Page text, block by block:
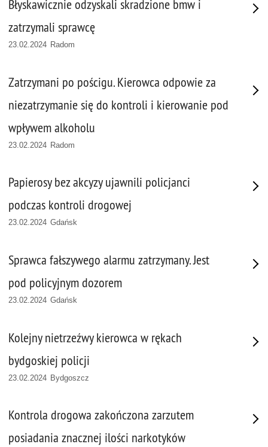
Błyskawicznie odzyskali skradzione bmw i
zatrzymali sprawcę
23.02.2024 Radom
Zatrzymani po pościgu. Kierowca odpowie za
niezatrzymanie się do kontroli i kierowanie pod
wpływem alkoholu
23.02.2024 Radom
Papierosy bez akcyzy ujawnili policjanci
podczas kontroli drogowej
23.02.2024 Gdańsk
Sprawca fałszywego alarmu zatrzymany. Jest
pod policyjnym dozorem
23.02.2024 Gdańsk
Kolejny nietrzeźwy kierowca w rękach
bydgoskiej policji
23.02.2024 Bydgoszcz
Kontrola drogowa zakończona zarzutem
posiadania znacznej ilości narkotyków